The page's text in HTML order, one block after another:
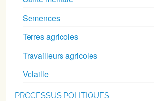
Semences
Terres agricoles
Travailleurs agricoles
Volaille
PROCESSUS POLITIQUES